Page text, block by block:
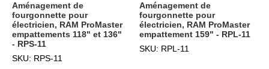
Aménagement de
fourgonnette pour
électricien, RAM ProMaster
empattements 118" et 136"
- RPS-11
SKU: RPS-11
Aménagement de
fourgonnette pour
électricien, RAM ProMaster
empattement 159" - RPL-11
SKU: RPL-11